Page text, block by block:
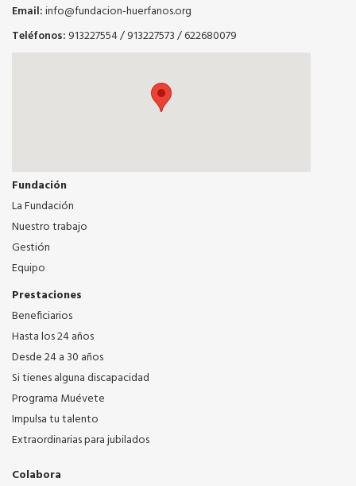
Email:info@fundacion-huerfanos.org
Teléfonos: 913227554/913227573/622680079
Fundación
La Fundación
Nuestro trabajo
Gestión
Equipo
Prestaciones
Beneficiarios
Hasta los 24 años
Desde 24 a 30 años
Si tienes alguna discapacidad
Programa Muévete
Impulsa tu talento
Extraordinarias para jubilados
Colabora